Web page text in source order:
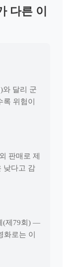
다른 이
와 달리 군
위험이
판매로 제
낮다고 감
(제79회) —
로는 이